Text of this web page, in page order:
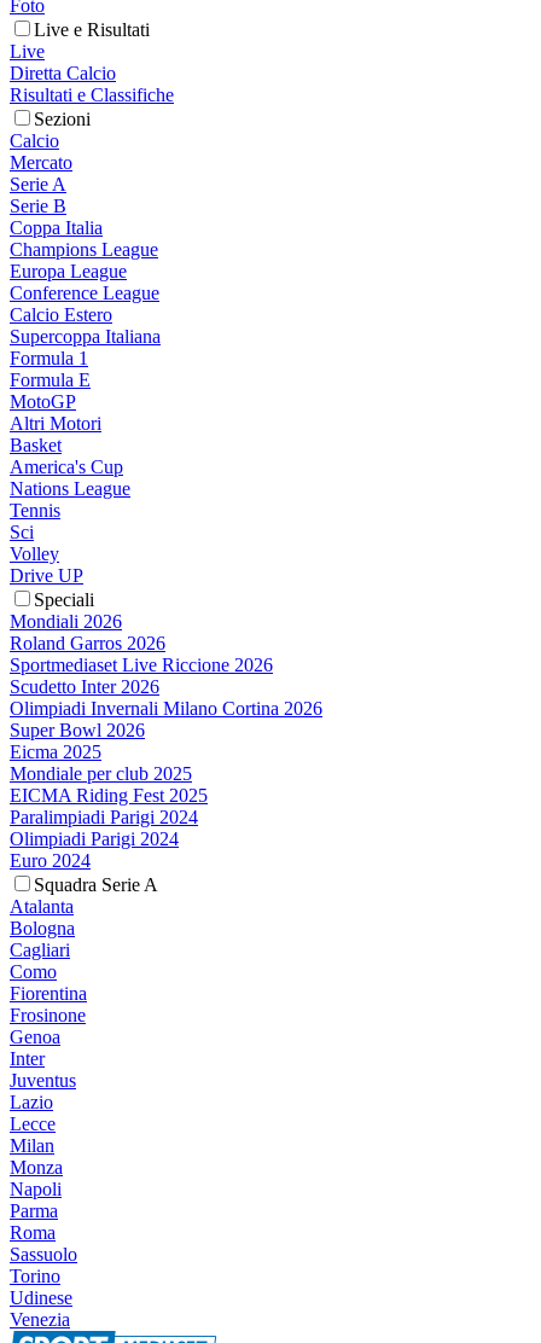
Foto
Live e Risultati
Live
Diretta Calcio
Risultati e Classifiche
Sezioni
Calcio
Mercato
Serie A
Serie B
Coppa Italia
Champions League
Europa League
Conference League
Calcio Estero
Supercoppa Italiana
Formula 1
Formula E
MotoGP
Altri Motori
Basket
America's Cup
Nations League
Tennis
Sci
Volley
Drive UP
Speciali
Mondiali 2026
Roland Garros 2026
Sportmediaset Live Riccione 2026
Scudetto Inter 2026
Olimpiadi Invernali Milano Cortina 2026
Super Bowl 2026
Eicma 2025
Mondiale per club 2025
EICMA Riding Fest 2025
Paralimpiadi Parigi 2024
Olimpiadi Parigi 2024
Euro 2024
Squadra Serie A
Atalanta
Bologna
Cagliari
Como
Fiorentina
Frosinone
Genoa
Inter
Juventus
Lazio
Lecce
Milan
Monza
Napoli
Parma
Roma
Sassuolo
Torino
Udinese
Venezia